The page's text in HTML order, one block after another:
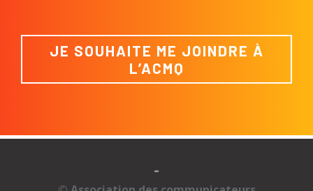
JE SOUHAITE ME JOINDRE À
L’ACMQ
-